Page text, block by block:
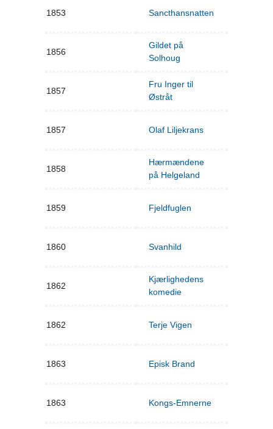
1853 Sancthansnatten
1856
Gildet på
Solhoug
1857
Fru Inger til
Østråt
1857 Olaf Liljekrans
1858
Hærmændene
på Helgeland
1859 Fjeldfuglen
1860 Svanhild
1862
Kjærlighedens
komedie
1862 Terje Vigen
1863 Episk Brand
1863 Kongs-Emnerne